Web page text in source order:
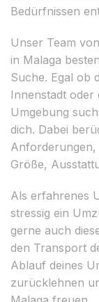
Bedürfnissen
Unser Team
in Malaga
Suche. Egal ob
Innenstadt oder
Umgebung
dich. Dabei
Anforderungen,
Größe,
Als erfahrenes
stressig ein
gerne auch
den Transport
Ablauf deines
zurücklehnen